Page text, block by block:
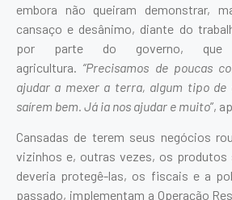
embora não queiram demonstrar,
cansaço e desânimo, diante do
por parte do governo,
agricultura. “Precisamos de poucas
ajudar a mexer a terra, algum tipo de
saírem bem. Já ia nos ajudar e muito”,
Cansadas de terem seus negócios
vizinhos e, outras vezes, os produtos
deveria protegê-las, os fiscais e a
passado, implementam a Operação